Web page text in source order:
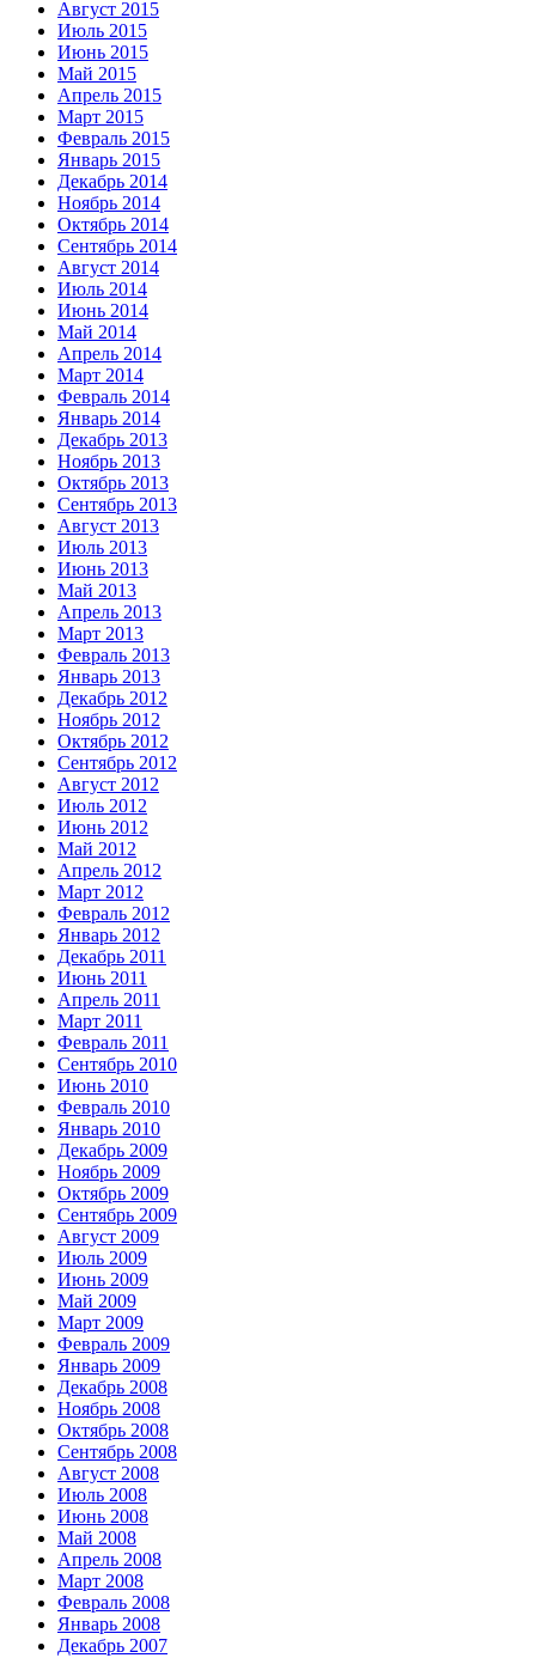
Август 2015
Июль 2015
Июнь 2015
Май 2015
Апрель 2015
Март 2015
Февраль 2015
Январь 2015
Декабрь 2014
Ноябрь 2014
Октябрь 2014
Сентябрь 2014
Август 2014
Июль 2014
Июнь 2014
Май 2014
Апрель 2014
Март 2014
Февраль 2014
Январь 2014
Декабрь 2013
Ноябрь 2013
Октябрь 2013
Сентябрь 2013
Август 2013
Июль 2013
Июнь 2013
Май 2013
Апрель 2013
Март 2013
Февраль 2013
Январь 2013
Декабрь 2012
Ноябрь 2012
Октябрь 2012
Сентябрь 2012
Август 2012
Июль 2012
Июнь 2012
Май 2012
Апрель 2012
Март 2012
Февраль 2012
Январь 2012
Декабрь 2011
Июнь 2011
Апрель 2011
Март 2011
Февраль 2011
Сентябрь 2010
Июнь 2010
Февраль 2010
Январь 2010
Декабрь 2009
Ноябрь 2009
Октябрь 2009
Сентябрь 2009
Август 2009
Июль 2009
Июнь 2009
Май 2009
Март 2009
Февраль 2009
Январь 2009
Декабрь 2008
Ноябрь 2008
Октябрь 2008
Сентябрь 2008
Август 2008
Июль 2008
Июнь 2008
Май 2008
Апрель 2008
Март 2008
Февраль 2008
Январь 2008
Декабрь 2007